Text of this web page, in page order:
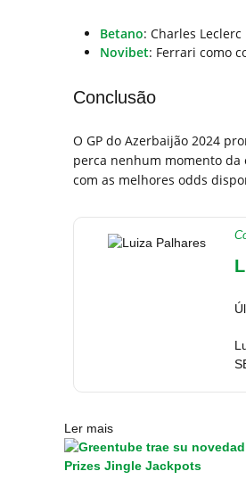
Betano: Charles
Novibet: Ferrari como
Conclusão
O GP do Azerbaijão 2024
perca nenhum momento da
com as melhores odds
Ler mais